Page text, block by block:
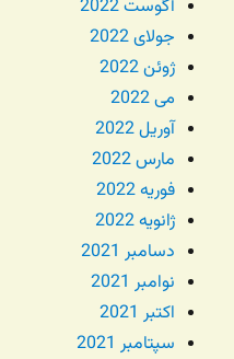
آگوست 2022
جولای 2022
ژوئن 2022
می 2022
آوریل 2022
مارس 2022
فوریه 2022
ژانویه 2022
دسامبر 2021
نوامبر 2021
اکتبر 2021
سپتامبر 2021